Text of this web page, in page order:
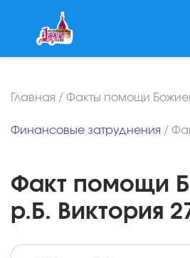
Главная / Факты помощи
Финансовые затруднения /
Факт помощи
р.Б. Виктория